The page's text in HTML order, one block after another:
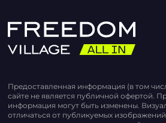
Предоставленная информация (в том
сайте не является публичной офертой.
информация могут быть изменены.
отличаться от публикуемых